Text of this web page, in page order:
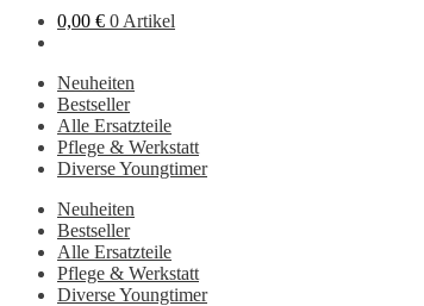
0,00 € 0 Artikel
Neuheiten
Bestseller
Alle Ersatzteile
Pflege & Werkstatt
Diverse Youngtimer
Neuheiten
Bestseller
Alle Ersatzteile
Pflege & Werkstatt
Diverse Youngtimer